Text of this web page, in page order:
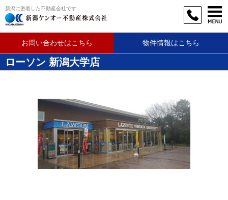
新潟に密着した不動産会社です
お問い合わせはこちら 物件情報はこちら
ローソン 新潟大学店